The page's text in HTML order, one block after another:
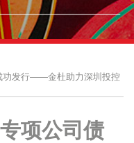
功发行——金杜助力深圳投控
项公司债